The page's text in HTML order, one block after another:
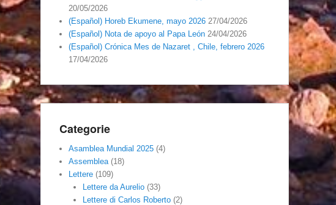
20/05/2026
(Español) Horeb Ekumene, mayo 2026 27/04/2026
(Español) Nota de apoyo al Papa León 24/04/2026
(Español) Crónica Mes de Nazaret , Chile, febrero 2026
17/04/2026
Categorie
Asamblea Mundial 2025 (4)
Assemblea(18)
Lettere (109)
Lettere da Aurelio(33)
Lettere di Carlos Roberto(2)